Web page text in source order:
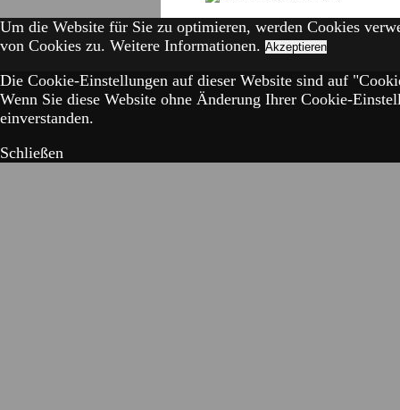
Um die Website für Sie zu optimieren, werden Cookies
von Cookies zu. Weitere Informationen. Akzeptieren
Die Cookie-Einstellungen auf dieser Website sind auf
Wenn Sie diese Website ohne Änderung Ihrer Cookie-
einverstanden.
Schließen